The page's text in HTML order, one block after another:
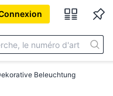
Beleuchtung